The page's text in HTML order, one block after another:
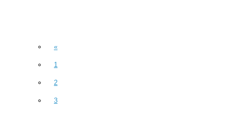
«
1
2
3